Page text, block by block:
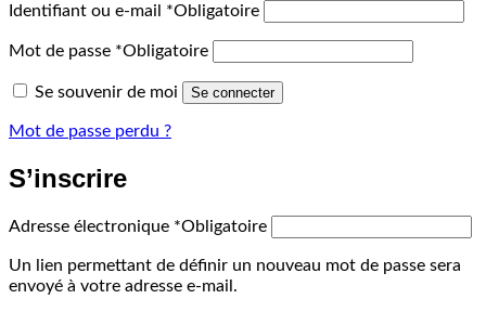
Identifiant ou e-mail *Obligatoire
Mot de passe *Obligatoire
Se souvenir de moi Se connecter
Mot de passe perdu ?
S’inscrire
Adresse électronique *Obligatoire
Un lien permettant de définir un nouveau mot de passe sera
envoyé à votre adresse e-mail.